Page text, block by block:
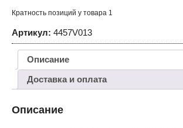
Кратность позиций у товара 1
Артикул: 4457V013
Описание
Доставка и оплата
Описание